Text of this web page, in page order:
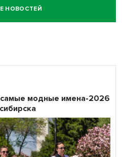
НОВОСТЕЙ
модные имена-2026